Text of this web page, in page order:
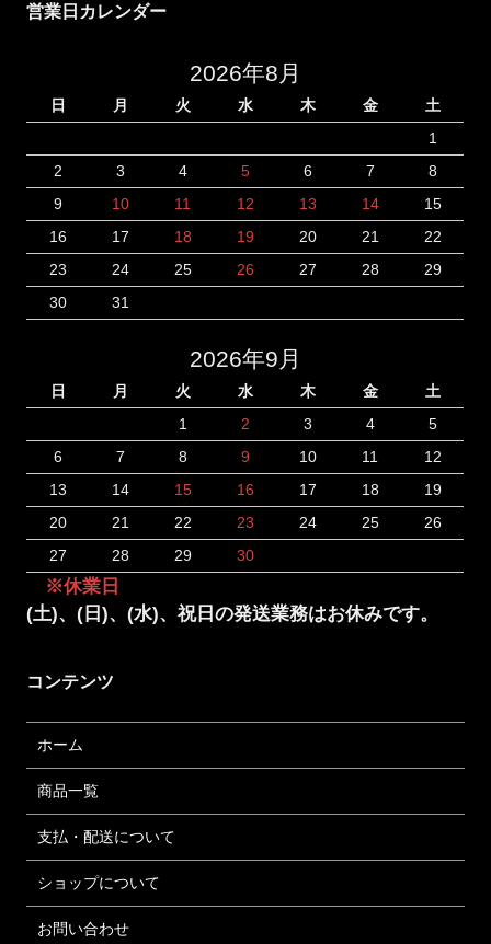
営業日カレンダー
2026年8月
日 月 火 水 木 金
土
1
2
3 4 5 6 7
8
9
10 11 12 13 14
15
16
17 18 19 20 21
22
23
24 25 26 27 28
29
30
31
2026年9月
日 月 火 水 木 金
土
1
2 3 4
5
6
7 8 9 10 11
12
13
14 15 16 17 18
19
20
21 22 23 24 25
26
27
28 29 30
※休業日
(土)、(日)、(水)、祝日の発送業務はお休みです。
コンテンツ
ホーム
商品一覧
支払・配送について
ショップについて
お問い合わせ